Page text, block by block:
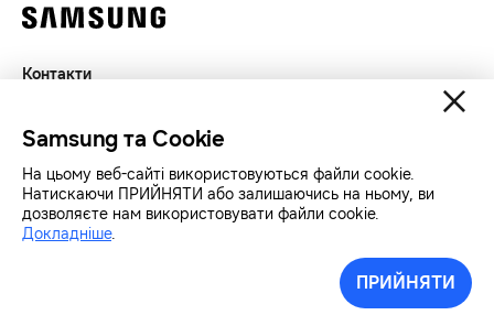
Контакти
Конфіденційність
SAMSUNG.COM
Авторські права© SAMSUNG Всі права захищенно.
Samsung та Cookie
На цьому веб-сайті використовуються файли cookie.
Натискаючи ПРИЙНЯТИ або залишаючись на ньому, ви
дозволяєте нам використовувати файли cookie.
Докладніше.
ПРИЙНЯТИ